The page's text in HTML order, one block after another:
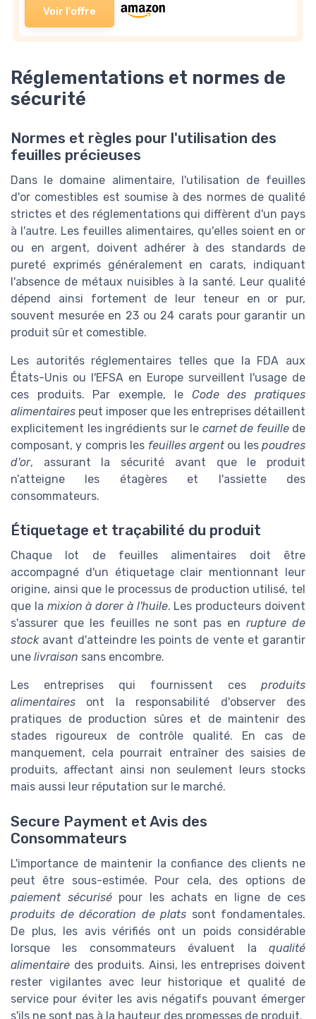
Voir l'offre
Réglementations et normes de
sécurité
Normes et règles pour l'utilisation des
feuilles précieuses
Dans le domaine alimentaire, l'utilisation de feuilles
d'or comestibles est soumise à des normes de qualité
strictes et des réglementations qui diffèrent d'un pays
à l'autre. Les feuilles alimentaires, qu'elles soient en or
ou en argent, doivent adhérer à des standards de
pureté exprimés généralement en carats, indiquant
l'absence de métaux nuisibles à la santé. Leur qualité
dépend ainsi fortement de leur teneur en or pur,
souvent mesurée en 23 ou 24 carats pour garantir un
produit sûr et comestible.
Les autorités réglementaires telles que la FDA aux
États-Unis ou l'EFSA en Europe surveillent l'usage de
ces produits. Par exemple, le Code des pratiques
alimentaires peut imposer que les entreprises détaillent
explicitement les ingrédients sur le carnet de feuillede
composant, y compris les feuilles argentou les poudres
d'or, assurant la sécurité avant que le produit
n’atteigne les étagères et l'assiette des
consommateurs.
Étiquetage et traçabilité du produit
Chaque lot de feuilles alimentaires doit être
accompagné d'un étiquetage clair mentionnant leur
origine, ainsi que le processus de production utilisé, tel
que la mixion à dorer à l'huile. Les producteurs doivent
s'assurer que les feuilles ne sont pas enrupture de
stockavant d'atteindre les points de vente et garantir
une livraison sans encombre.
Les entreprises qui fournissent ces produits
alimentaires ont la responsabilité d'observer des
pratiques de production sûres et de maintenir des
stades rigoureux de contrôle qualité. En cas de
manquement, cela pourrait entraîner des saisies de
produits, affectant ainsi non seulement leurs stocks
mais aussi leur réputation sur le marché.
Secure Payment et Avis des
Consommateurs
L'importance de maintenir la confiance des clients ne
peut être sous-estimée. Pour cela, des options de
paiement sécurisépour les achats en ligne de ces
produits de décoration de plats sont fondamentales.
De plus, les avis vérifiés ont un poids considérable
lorsque les consommateurs évaluent la qualité
alimentaire des produits. Ainsi, les entreprises doivent
rester vigilantes avec leur historique et qualité de
service pour éviter les avis négatifs pouvant émerger
s'ils ne sont pas à la hauteur des promesses de produit.